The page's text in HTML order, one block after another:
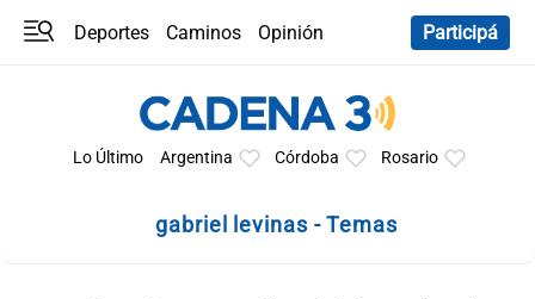
Deportes Caminos
Opinión
Participá
Lo Último Argentina Córdoba Rosario
gabriel levinas - Temas